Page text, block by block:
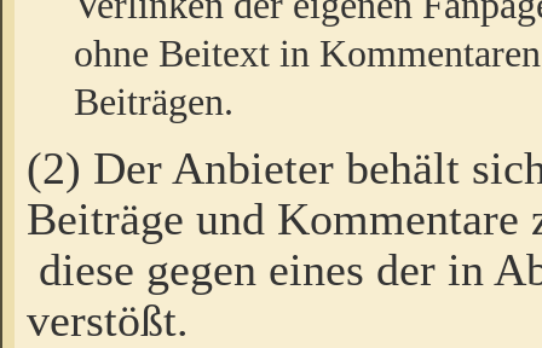
ohne Beitext in
Beiträgen.
(2) Der Anbieter behält
Beiträge und Kommentare
diese gegen eines der in
verstößt.